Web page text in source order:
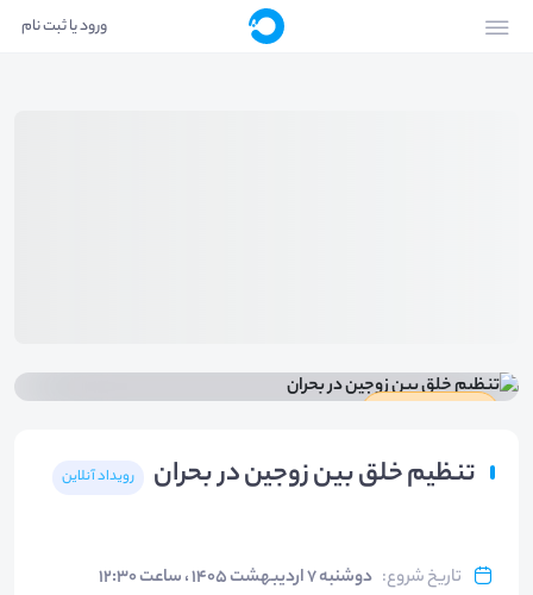
ورود یا ثبت نام
تنظیم خلق بین زوجین در بحران رویداد آنلاین
تاریخ شروع: دوشنبه ۷ اردیبهشت ۱۴۰۵ ، ساعت ۱۲:۳۰